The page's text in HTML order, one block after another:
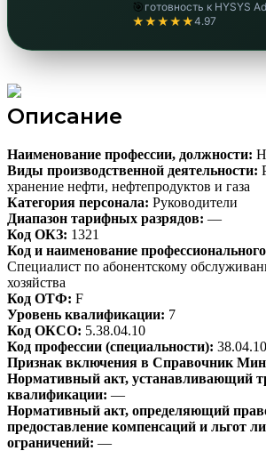
🎯 готовность к HYSYS
★★★★★4.97
Описание
Наименование профессии, должности:
Виды производственной деятельности:
хранение нефти, нефтепродуктов и газа
Категория персонала: Руководители
Диапазон тарифных разрядов: —
Код ОКЗ: 1321
Код и наименование
Специалист по абонентскому
хозяйства
Код ОТФ: F
Уровень квалификации: 7
Код ОКСО: 5.38.04.10
Код профессии (специальности): 38.04.10
Признак включения в Справочник
Нормативный акт, устанавливающий
квалификации: —
Нормативный акт, определяющий
предоставление компенсаций и льгот
ограничений: —